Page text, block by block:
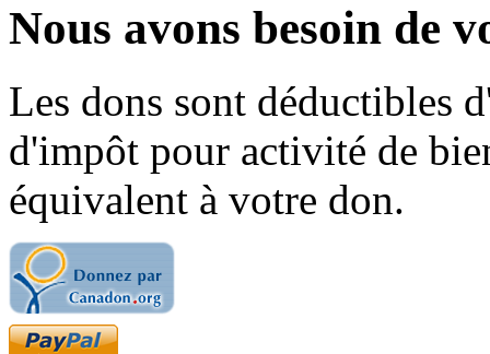
Nous avons besoin de
Les dons sont déductibles
d'impôt pour activité de
équivalent à votre don.